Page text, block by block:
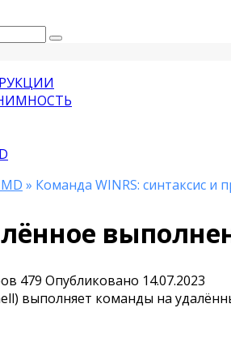
» Команда WINRS: синтаксис и
479 Опубликовано 14.07.2023
выполняет команды на